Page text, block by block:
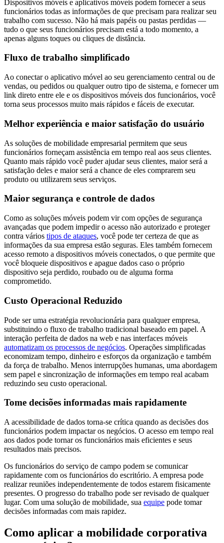
Dispositivos móveis e aplicativos móveis podem fornecer a seus
funcionários todas as informações de que precisam para realizar seu
trabalho com sucesso. Não há mais papéis ou pastas perdidas —
tudo o que seus funcionários precisam está a todo momento, a
apenas alguns toques ou cliques de distância.
Fluxo de trabalho simplificado
Ao conectar o aplicativo móvel ao seu gerenciamento central ou de
vendas, ou pedidos ou qualquer outro tipo de sistema, e fornecer um
link direto entre ele e os dispositivos móveis dos funcionários, você
torna seus processos muito mais rápidos e fáceis de executar.
Melhor experiência e maior satisfação do usuário
As soluções de mobilidade empresarial permitem que seus
funcionários forneçam assistência em tempo real aos seus clientes.
Quanto mais rápido você puder ajudar seus clientes, maior será a
satisfação deles e maior será a chance de eles comprarem seu
produto ou utilizarem seus serviços.
Maior segurança e controle de dados
Como as soluções móveis podem vir com opções de segurança
avançadas que podem impedir o acesso não autorizado e proteger
contra vários tipos de ataques, você pode ter certeza de que as
informações da sua empresa estão seguras. Eles também fornecem
acesso remoto a dispositivos móveis conectados, o que permite que
você bloqueie dispositivos e apague dados caso o próprio
dispositivo seja perdido, roubado ou de alguma forma
comprometido.
Custo Operacional Reduzido
Pode ser uma estratégia revolucionária para qualquer empresa,
substituindo o fluxo de trabalho tradicional baseado em papel. A
interação perfeita de dados na web e nas interfaces móveis
automatizam os processos de negócios. Operações simplificadas
economizam tempo, dinheiro e esforços da organização e também
da força de trabalho. Menos interrupções humanas, uma abordagem
sem papel e sincronização de informações em tempo real acabam
reduzindo seu custo operacional.
Tome decisões informadas mais rapidamente
A acessibilidade de dados torna-se crítica quando as decisões dos
funcionários podem impactar os negócios. O acesso em tempo real
aos dados pode tornar os funcionários mais eficientes e seus
resultados mais precisos.
Os funcionários do serviço de campo podem se comunicar
rapidamente com os funcionários do escritório. A empresa pode
realizar reuniões independentemente de todos estarem fisicamente
presentes. O progresso do trabalho pode ser revisado de qualquer
lugar. Com uma solução de mobilidade, sua equipe pode tomar
decisões informadas com mais rapidez.
Como aplicar a mobilidade corporativa